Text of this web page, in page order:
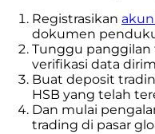
Registrasikan
dokumen
Tunggu panggilan
verifikasi data
Buat deposit
HSB yang telah
Dan mulai
trading di pasar